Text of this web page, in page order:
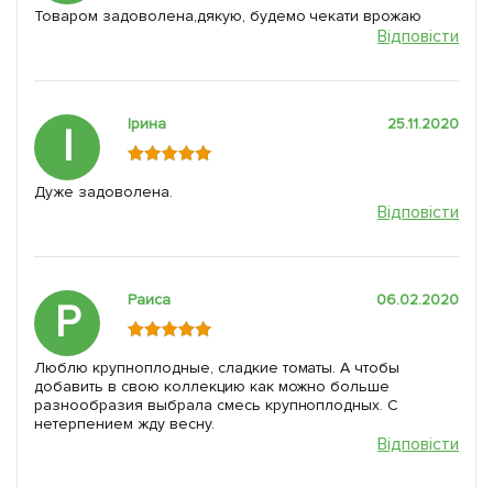
Товаром задоволена,дякую, будемо чекати врожаю
Відповісти
І Ірина 25.11.2020
Дуже задоволена.
Відповісти
Р Раиса 06.02.2020
Люблю крупноплодные, сладкие томаты. А чтобы
добавить в свою коллекцию как можно больше
разнообразия выбрала смесь крупноплодных. С
нетерпением жду весну.
Відповісти